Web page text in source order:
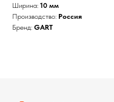
Ширина: 10 мм
Производство: Россия
Бренд: GART